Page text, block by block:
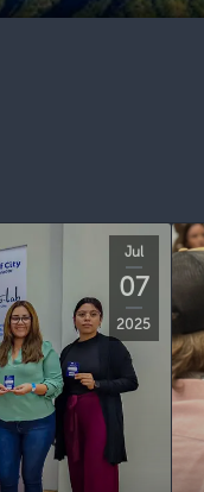
Jul
07
2025